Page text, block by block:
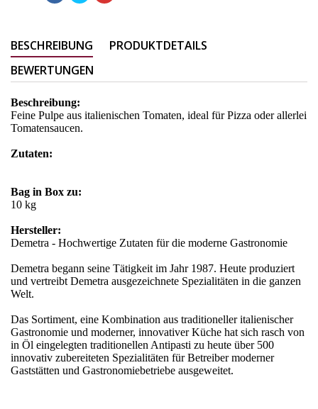
BESCHREIBUNG
PRODUKTDETAILS
BEWERTUNGEN
Beschreibung:
Feine Pulpe aus italienischen Tomaten, ideal für Pizza oder allerlei
Tomatensaucen.
Zutaten:
Bag in Box zu:
10 kg
Hersteller:
Demetra - Hochwertige Zutaten für die moderne Gastronomie
Demetra begann seine Tätigkeit im Jahr 1987. Heute produziert
und vertreibt Demetra ausgezeichnete Spezialitäten in die ganzen
Welt.
Das Sortiment, eine Kombination aus traditioneller italienischer
Gastronomie und moderner, innovativer Küche hat sich rasch von
in Öl eingelegten traditionellen Antipasti zu heute über 500
innovativ zubereiteten Spezialitäten für Betreiber moderner
Gaststätten und Gastronomiebetriebe ausgeweitet.